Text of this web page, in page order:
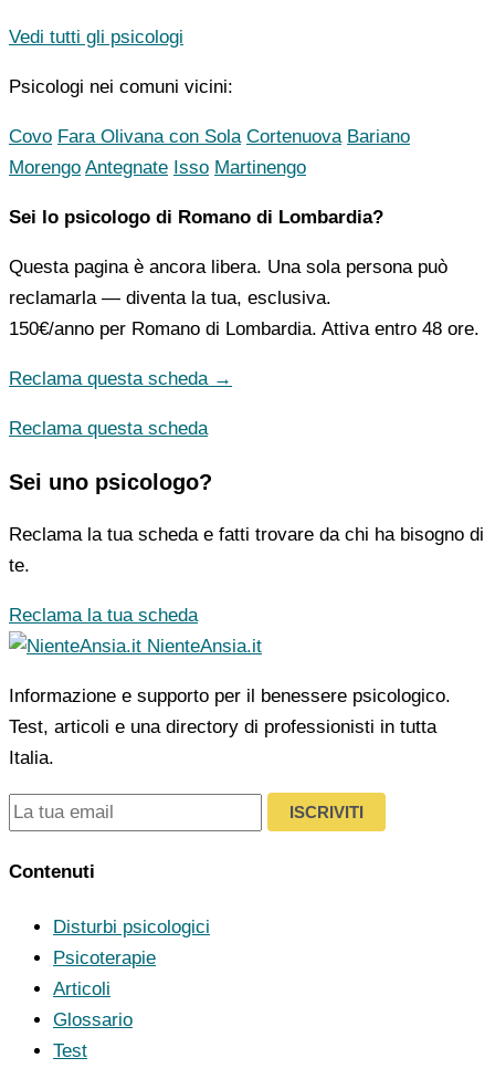
Vedi tutti gli psicologi
Psicologi nei comuni vicini:
Covo Fara Olivana con Sola Cortenuova Bariano
Morengo Antegnate Isso Martinengo
Sei lo psicologo di Romano di Lombardia?
Questa pagina è ancora libera. Una sola persona può
reclamarla — diventa la tua, esclusiva.
150€/anno per Romano di Lombardia. Attiva entro 48 ore.
Reclama questa scheda →
Reclama questa scheda
Sei uno psicologo?
Reclama la tua scheda e fatti trovare da chi ha bisogno di
te.
Reclama la tua scheda
NienteAnsia.it
Informazione e supporto per il benessere psicologico.
Test, articoli e una directory di professionisti in tutta
Italia.
ISCRIVITI
Contenuti
Disturbi psicologici
Psicoterapie
Articoli
Glossario
Test